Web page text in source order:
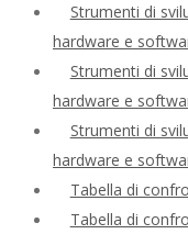
Strumenti di
hardware e
Strumenti di
hardware e
Strumenti di
hardware e
Tabella di
Tabella di